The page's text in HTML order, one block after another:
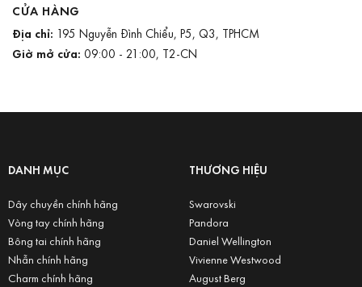
CỬA HÀNG
Địa chỉ: 195 Nguyễn Đình Chiểu, P5, Q3, TPHCM
Giờ mở cửa: 09:00 - 21:00, T2-CN
DANH MỤC
Dây chuyền chính hãng
Vòng tay chính hãng
Bông tai chính hãng
Nhẫn chính hãng
Charm chính hãng
THƯƠNG HIỆU
Swarovski
Pandora
Daniel Wellington
Vivienne Westwood
August Berg